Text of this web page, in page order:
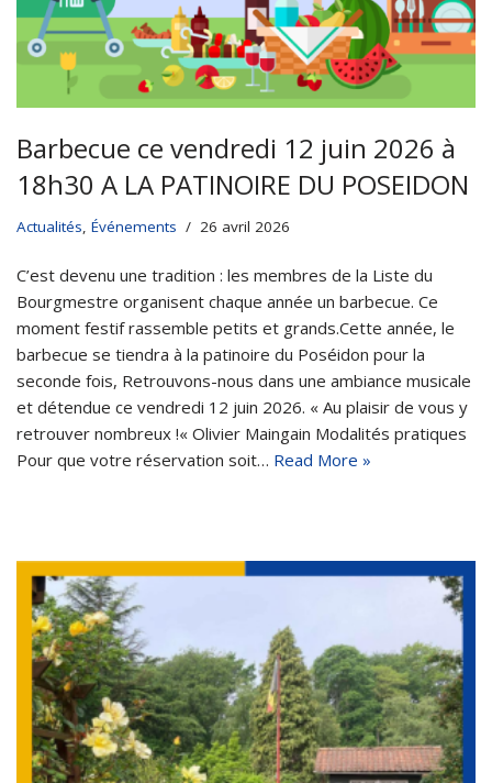
Barbecue ce vendredi 12 juin 2026 à
18h30 A LA PATINOIRE DU POSEIDON
Actualités, Événements 26 avril 2026
C’est devenu une tradition : les membres de la Liste du
Bourgmestre organisent chaque année un barbecue. Ce
moment festif rassemble petits et grands.Cette année, le
barbecue se tiendra à la patinoire du Poséidon pour la
seconde fois, Retrouvons-nous dans une ambiance musicale
et détendue ce vendredi 12 juin 2026. « Au plaisir de vous y
retrouver nombreux !« Olivier Maingain Modalités pratiques
Pour que votre réservation soit… Read More »